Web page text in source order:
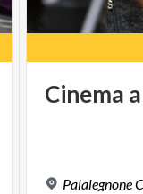
Cinema
Palalegnone